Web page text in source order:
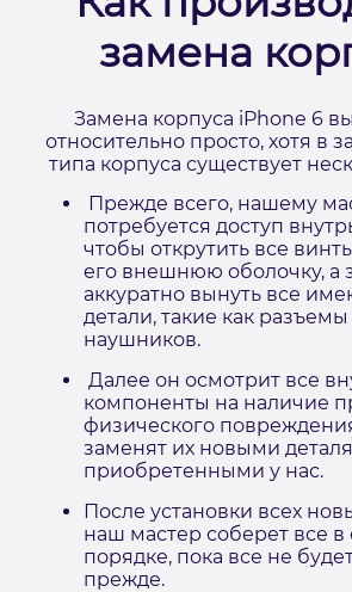
замена
Замена корпуса iPhone 6
относительно просто, хотя в
типа корпуса существует
Прежде всего, нашему
потребуется доступ
чтобы открутить все
его внешнюю оболочку, а
аккуратно вынуть все
детали, такие как разъемы
наушников.
Далее он осмотрит все
компоненты на наличие
физического
заменят их новыми
приобретенными у нас.
После установки всех
наш мастер соберет все в
порядке, пока все не
прежде.